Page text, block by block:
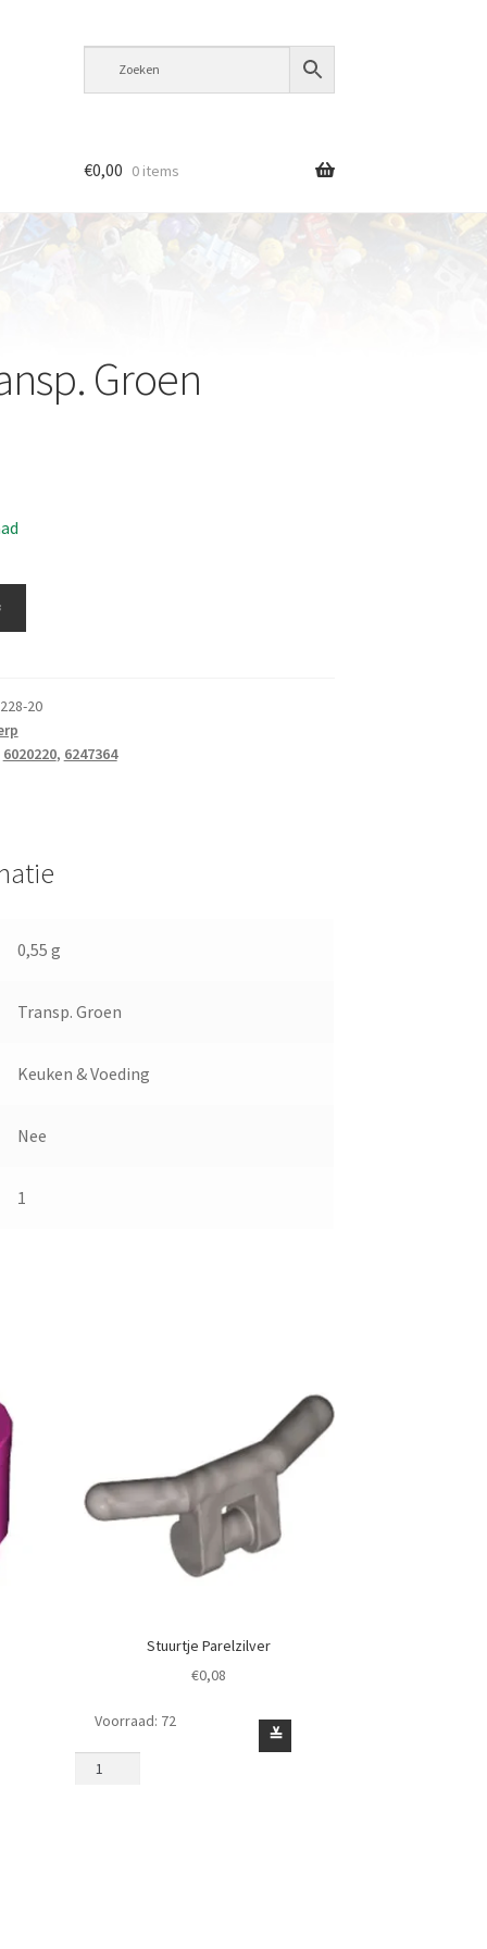
€0,00 0 items
Groen
20
6020220, 6247364
0,55 g
Transp. Groen
Keuken & Voeding
Nee
1
Stuurtje Parelzilver
€0,08
Stuurtje
Parelzilver
aantal
≚
Voorraad: 72